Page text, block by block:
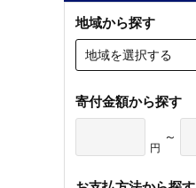
地域から探す
地域を選択する
寄付金額から探す
円
～